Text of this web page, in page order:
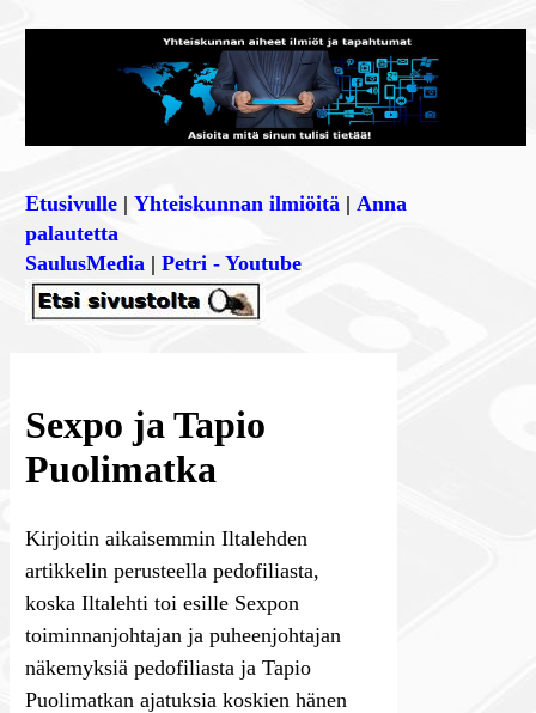
Etusivulle |Yhteiskunnan ilmiöitä |Anna
palautetta
SaulusMedia |Petri - Youtube
Sexpo ja Tapio
Puolimatka
Kirjoitin aikaisemmin Iltalehden
artikkelin perusteella pedofiliasta,
koska Iltalehti toi esille Sexpon
toiminnanjohtajan ja puheenjohtajan
näkemyksiä pedofiliasta ja Tapio
Puolimatkan ajatuksia koskien hänen